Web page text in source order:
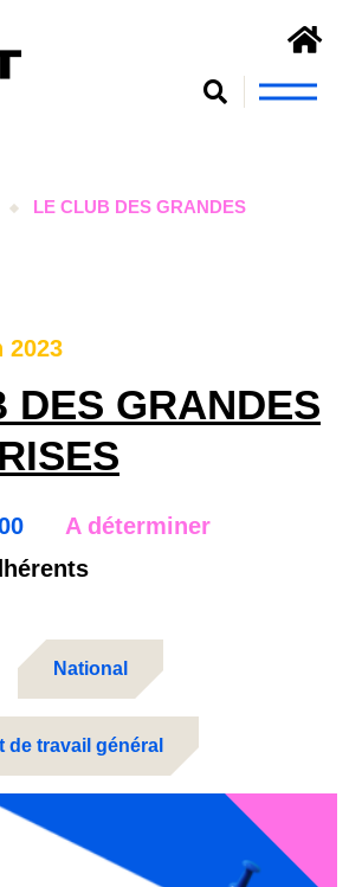
LE CLUB DES GRANDES
2023
DES GRANDES
A déterminer
National
de travail général